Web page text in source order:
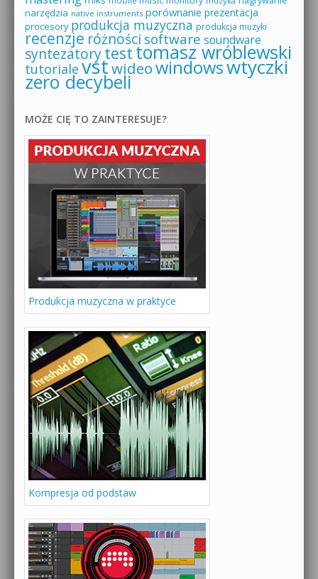
narzędzia native instruments porównanie prezentacja
procesory produkcja muzyczna produkcja muzyki
recenzje różności software soundware
syntezatorytesttomasz wróblewski
tutoriale vstwideowindowswtyczki
zero decybeli
MOŻE CIĘ TO ZAINTERESUJE?
Produkcja muzyczna w praktyce
Kompresja od podstaw